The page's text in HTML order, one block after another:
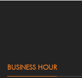
BUSINESS HOUR